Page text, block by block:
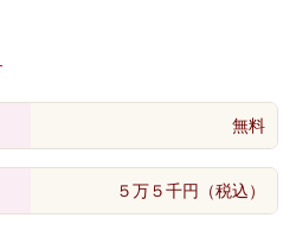
無料
５万５千円（税込）